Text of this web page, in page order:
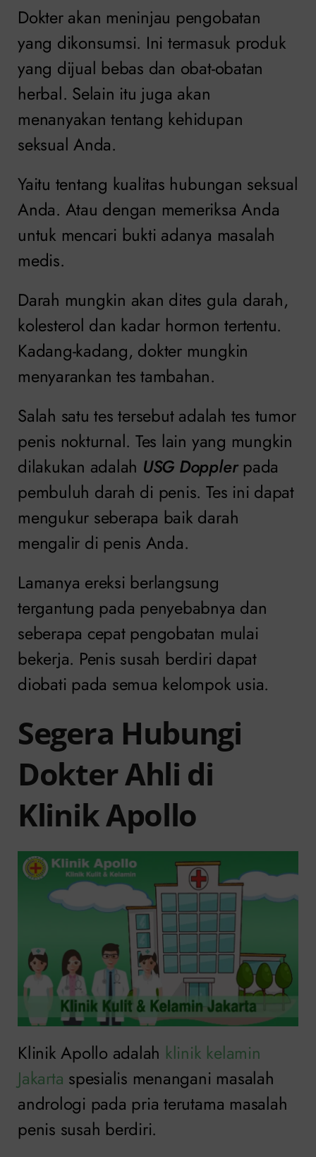
Dokter akan meninjau pengobatan
yang dikonsumsi. Ini termasuk produk
yang dijual bebas dan obat-obatan
herbal. Selain itu juga akan
menanyakan tentang kehidupan
seksual Anda.
Yaitu tentang kualitas hubungan seksual
Anda. Atau dengan memeriksa Anda
untuk mencari bukti adanya masalah
medis.
Darah mungkin akan dites gula darah,
kolesterol dan kadar hormon tertentu.
Kadang-kadang, dokter mungkin
menyarankan tes tambahan.
Salah satu tes tersebut adalah tes tumor
penis nokturnal. Tes lain yang mungkin
dilakukan adalah USG Dopplerpada
pembuluh darah di penis. Tes ini dapat
mengukur seberapa baik darah
mengalir di penis Anda.
Lamanya ereksi berlangsung
tergantung pada penyebabnya dan
seberapa cepat pengobatan mulai
bekerja. Penis susah berdiri dapat
diobati pada semua kelompok usia.
Segera Hubungi
Dokter Ahli di
Klinik Apollo
Klinik Apollo adalah klinik kelamin
Jakarta spesialis menangani masalah
andrologi pada pria terutama masalah
penis susah berdiri.